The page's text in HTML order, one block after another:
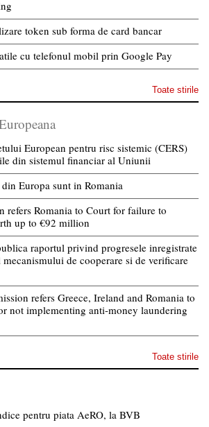
token sub forma de card bancar
cu telefonul mobil prin Google Pay
Toate stirile
European pentru risc sistemic (CERS)
din sistemul financiar al Uniunii
Europa sunt in Romania
refers Romania to Court for failure to
up to €92 million
raportul privind progresele inregistrate
de cooperare si de verificare
refers Greece, Ireland and Romania to
not implementing anti-money laundering
Toate stirile
pentru piata AeRO, la BVB